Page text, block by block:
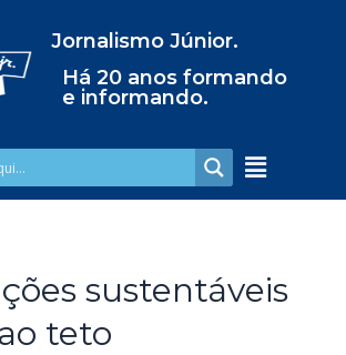
Jornalismo Júnior.
Há 20 anos formando
e informando.
sustentáveis
teto